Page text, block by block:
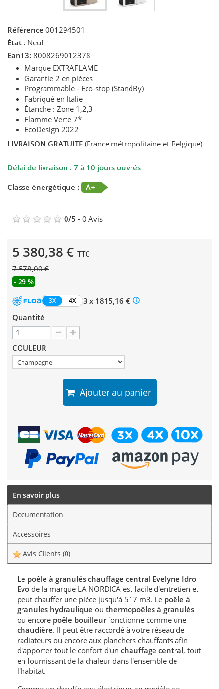
Référence 001294501
État : Neuf
Ean13: 8008269012378
Marque EXTRAFLAME
Garantie 2 en pièces
Programmable - Eco-stop (StandBy)
Fabriqué en Italie
Étanche : Zone 1,2,3
Flamme Verte 7*
EcoDesign 2022
LIVRAISON GRATUITE (France métropolitaine et Belgique)
Délai de livraison : 7 à 10 jours ouvrés
Classe énergétique :
A+
0/5 - 0 Avis
5 380,38 € TTC
7 578,00 €
- 29 %
3X 4X
3 x 1815,16 €
Quantité
COULEUR
Ajouter au panier
En savoir plus
Documentation
Accessoires
Avis Clients (0)
Le poêle à granulés chauffage central Evelyne Idro
Evo de la marque LA NORDICA est facile d'entretien et
peut chauffer une pièce jusqu'à 517 m3. Le poêle à
granules hydraulique ou thermopoêles à granulés
ou encore poêle bouilleurfonctionne comme une
chaudière. Il peut être raccordé à votre réseau de
radiateurs ou encore aux planchers chauffants afin
d'apporter tout le confort d'un chauffage central, tout
en fournissant de la chaleur dans l'ensemble de
l'habitat.